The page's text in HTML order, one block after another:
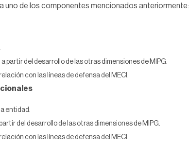
uno de los componentes mencionados anteriormente:
partir del desarrollo de las otras dimensiones de MIPG.
con las líneas de defensa del MECI.
entidad.
del desarrollo de las otras dimensiones de MIPG.
con las líneas de defensa del MECI.